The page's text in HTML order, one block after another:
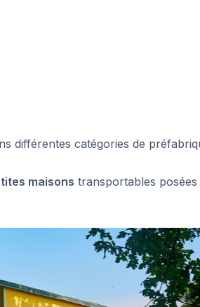
différentes catégories de
maisons transportables